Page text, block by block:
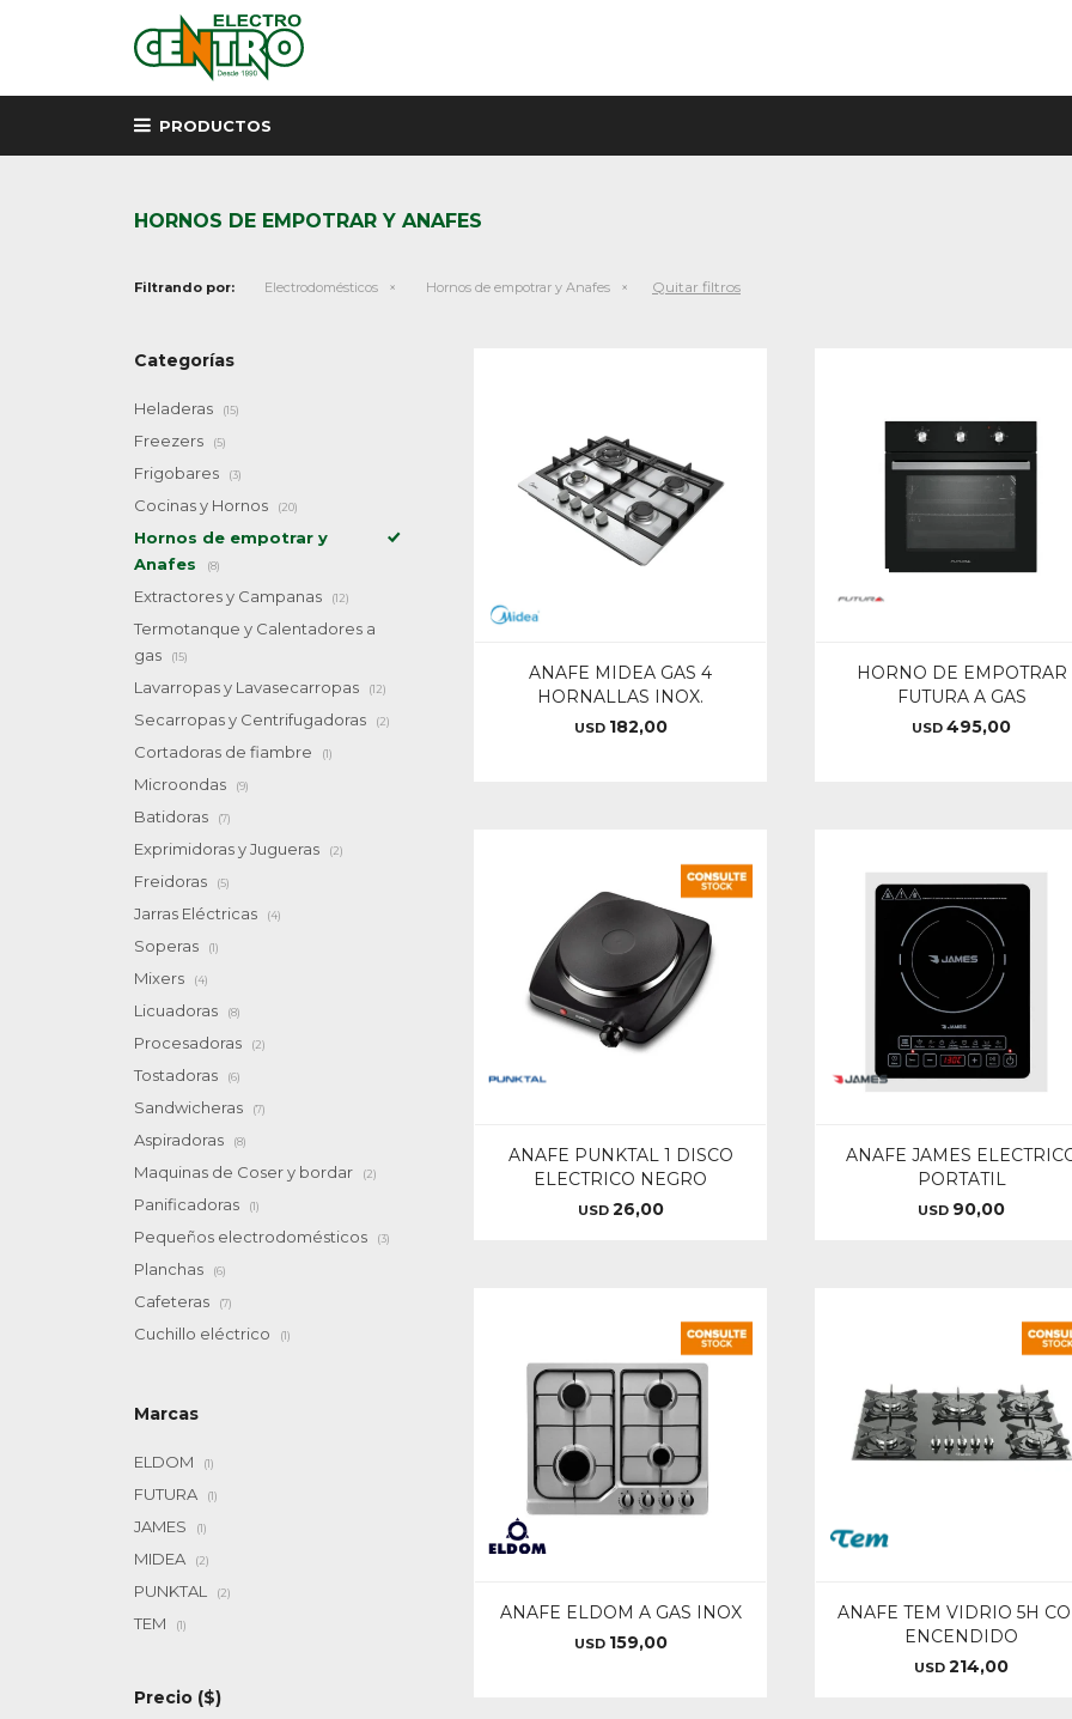
PRODUCTOS
HORNOS DE EMPOTRAR Y ANAFES
Filtrando por: Electrodomésticos Hornos de empotrar y Anafes Quitar filtros
ANAFE MIDEA GAS 4
HORNALLAS INOX.
USD 182,00
HORNO DE EMPOTRAR
FUTURA A GAS
USD 495,00
ANAFE PUNKTAL 1 DISCO
ELECTRICO NEGRO
USD 26,00
ANAFE JAMES
PORTATIL
USD 90,00
ANAFE ELDOM A GAS INOX
USD 159,00
ANAFE TEM VIDRIO 5H
ENCENDIDO
USD 214,00
Categorías
Heladeras (15)
Freezers (5)
Frigobares (3)
Cocinas y Hornos (20)
Hornos de empotrar y
Anafes
(8)
Extractores y Campanas (12)
Termotanque y Calentadores a
gas
(15)
Lavarropas y Lavasecarropas (12)
Secarropas y Centrifugadoras (2)
Cortadoras de fiambre (1)
Microondas (9)
Batidoras (7)
Exprimidoras y Jugueras (2)
Freidoras (5)
Jarras Eléctricas (4)
Soperas (1)
Mixers (4)
Licuadoras (8)
Procesadoras (2)
Tostadoras (6)
Sandwicheras (7)
Aspiradoras (8)
Maquinas de Coser y bordar (2)
Panificadoras (1)
Pequeños electrodomésticos (3)
Planchas (6)
Cafeteras (7)
Cuchillo eléctrico (1)
Marcas
ELDOM (1)
FUTURA (1)
JAMES (1)
MIDEA (2)
PUNKTAL (2)
TEM (1)
Precio ($)